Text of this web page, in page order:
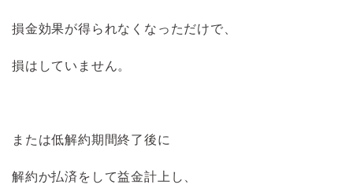
損金効果が得られなくなっただけで、
損はしていません。
または低解約期間終了後に
解約か払済をして益金計上し、